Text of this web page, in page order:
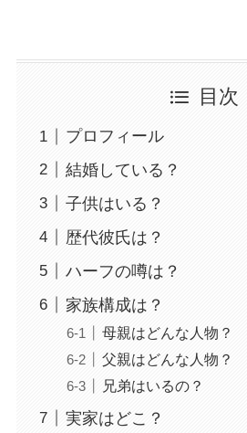
目次
プロフィール
結婚している？
子供はいる？
歴代彼氏は？
ハーフの噂は？
家族構成は？
母親はどんな人物？
父親はどんな人物？
兄弟はいるの？
実家はどこ？